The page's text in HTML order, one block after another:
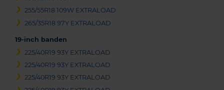
255/55R18 109W EXTRALOAD
265/35R18 97Y EXTRALOAD
19-inch banden
225/40R19 93Y EXTRALOAD
225/40R19 93Y EXTRALOAD
225/40R19 93Y EXTRALOAD